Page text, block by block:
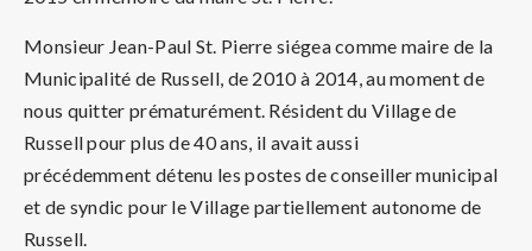
Monsieur Jean-Paul St. Pierre siégea comme maire de la
Municipalité de Russell, de 2010 à 2014, au moment de
nous quitter prématurément. Résident du Village de
Russell pour plus de 40 ans, il avait aussi
précédemment détenu les postes de conseiller municipal
et de syndic pour le Village partiellement autonome de
Russell.